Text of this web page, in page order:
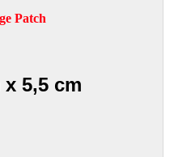
Patch
5,5 cm